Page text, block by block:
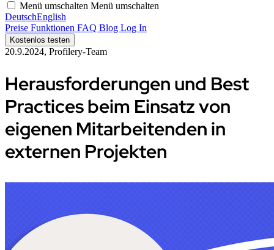
Menü umschalten Menü umschalten
DeutschEnglish
Preise Funktionen FAQ Blog Log In
Kostenlos testen
20.9.2024, Profilery-Team
Herausforderungen und Best
Practices beim Einsatz von
eigenen Mitarbeitenden in
externen Projekten